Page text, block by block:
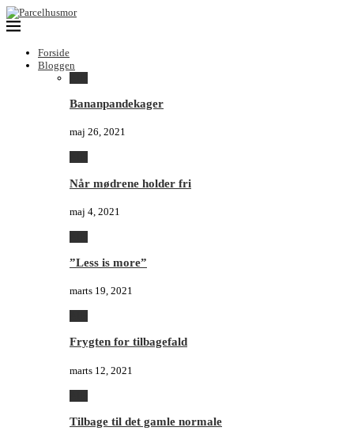
Forside
Bloggen
Bananpandekager
maj 26, 2021
Når mødrene holder fri
maj 4, 2021
”Less is more”
marts 19, 2021
Frygten for tilbagefald
marts 12, 2021
Tilbage til det gamle normale